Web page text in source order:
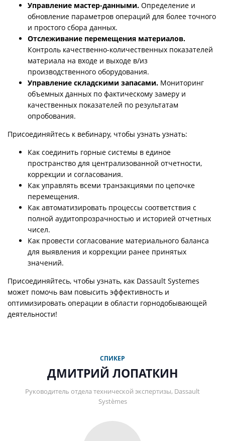
Управление мастер-данными. Определение и
обновление параметров операций для более точного
и простого сбора данных.
Отслеживание перемещения материалов.
Контроль качественно-количественных показателей
материала на входе и выходе в/из
производственного оборудования.
Управление складскими запасами. Мониторинг
объемных данных по фактическому замеру и
качественных показателей по результатам
опробования.
Присоединяйтесь к вебинару, чтобы узнать узнать:
Как соединить горные системы в единое
пространство для централизованной отчетности,
коррекции и согласования.
Как управлять всеми транзакциями по цепочке
перемещения.
Как автоматизировать процессы соответствия с
полной аудитопрозрачностью и историей отчетных
чисел.
Как провести согласование материального баланса
для выявления и коррекции ранее принятых
значений.
Присоединяйтесь, чтобы узнать, как Dassault Systemes
может помочь вам повысить эффективность и
оптимизировать операции в области горнодобывающей
деятельности!
СПИКЕР
ДМИТРИЙ ЛОПАТКИН
Руководитель отдела технической экспертизы, Dassault
Systèmes